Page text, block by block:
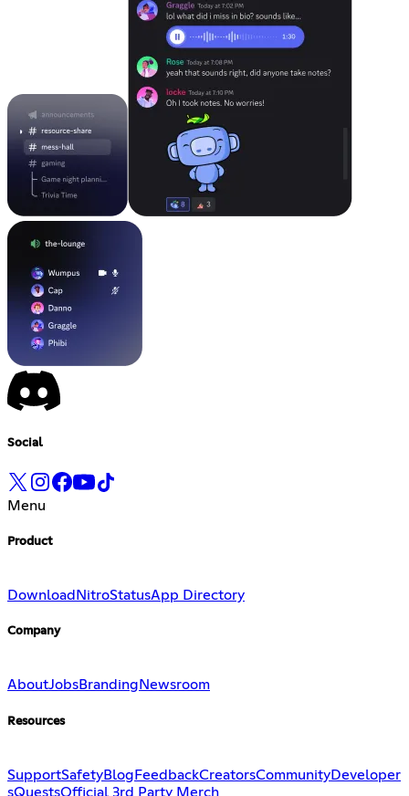
Social
Menu
Product
Download NitroStatusApp Directory
Company
AboutJobsBranding Newsroom
Resources
SupportSafetyBlog FeedbackCreatorsCommunityDeveloper
sQuestsOfficial 3rd Party Merch